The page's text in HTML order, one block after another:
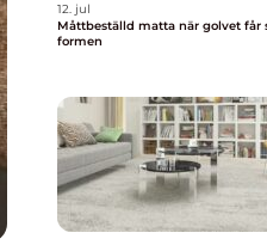
12. jul
Måttbeställd matta när golvet får styra
formen